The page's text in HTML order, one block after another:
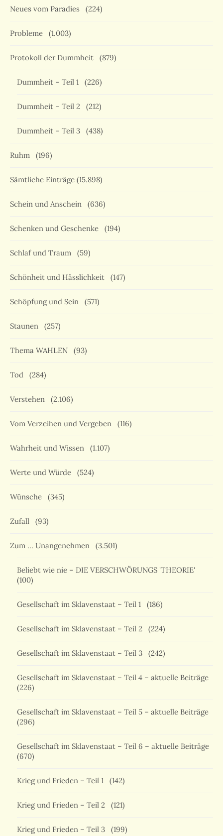
Neues vom Paradies (224)
Probleme (1.003)
Protokoll der Dummheit (879)
Dummheit – Teil 1 (226)
Dummheit – Teil 2 (212)
Dummheit – Teil 3 (438)
Ruhm (196)
Sämtliche Einträge (15.898)
Schein und Anschein (636)
Schenken und Geschenke (194)
Schlaf und Traum (59)
Schönheit und Hässlichkeit (147)
Schöpfung und Sein (571)
Staunen (257)
Thema WAHLEN (93)
Tod (284)
Verstehen (2.106)
Vom Verzeihen und Vergeben (116)
Wahrheit und Wissen (1.107)
Werte und Würde (524)
Wünsche (345)
Zufall (93)
Zum … Unangenehmen (3.501)
Beliebt wie nie – DIE VERSCHWÖRUNGS 'THEORIE'
(100)
Gesellschaft im Sklavenstaat – Teil 1 (186)
Gesellschaft im Sklavenstaat – Teil 2 (224)
Gesellschaft im Sklavenstaat – Teil 3 (242)
Gesellschaft im Sklavenstaat – Teil 4 – aktuelle Beiträge
(226)
Gesellschaft im Sklavenstaat – Teil 5 – aktuelle Beiträge
(296)
Gesellschaft im Sklavenstaat – Teil 6 – aktuelle Beiträge
(670)
Krieg und Frieden – Teil 1 (142)
Krieg und Frieden – Teil 2 (121)
Krieg und Frieden – Teil 3 (199)